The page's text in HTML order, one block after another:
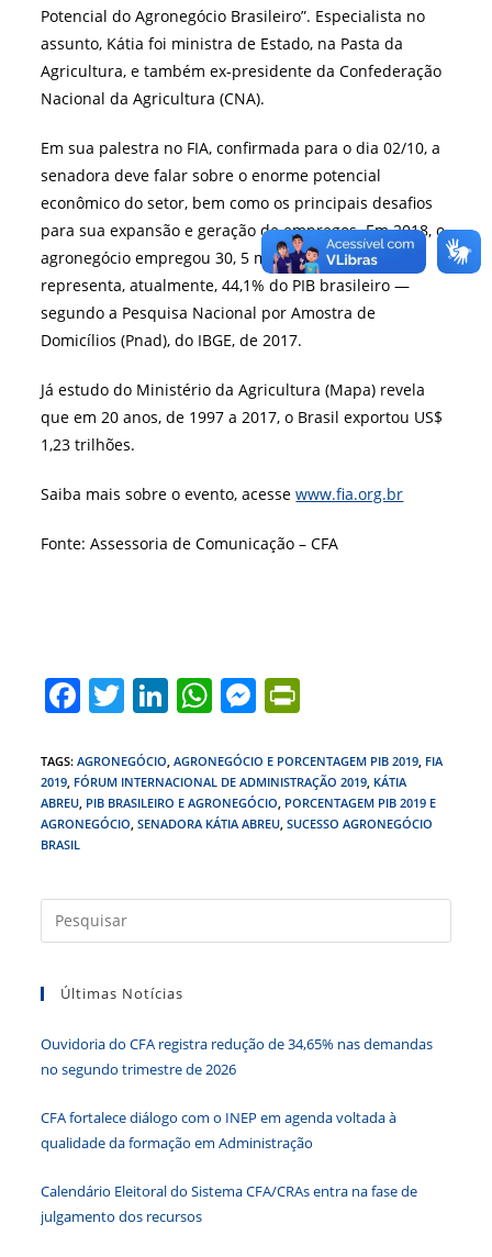
Potencial do Agronegócio Brasileiro”. Especialista no
assunto, Kátia foi ministra de Estado, na Pasta da
Agricultura, e também ex-presidente da Confederação
Nacional da Agricultura (CNA).
Em sua palestra no FIA, confirmada para o dia 02/10, a
senadora deve falar sobre o enorme potencial
econômico do setor, bem como os principais desafios
para sua expansão e geração de empregos. Em 2018, o
agronegócio empregou 30, 5 milhões de pessoas e
representa, atualmente, 44,1% do PIB brasileiro —
segundo a Pesquisa Nacional por Amostra de
Domicílios (Pnad), do IBGE, de 2017.
Já estudo do Ministério da Agricultura (Mapa) revela
que em 20 anos, de 1997 a 2017, o Brasil exportou US$
1,23 trilhões.
Saiba mais sobre o evento, acesse www.fia.org.br
Fonte: Assessoria de Comunicação – CFA
F
c
e
b
o
k
T
itt
er
Li
k
e
dI
W
at
s
A
p
M
ss
e
n
er
tF
ri
e
dl
y
TAGS:AGRONEGÓCIO AGRONEGÓCIO E PORCENTAGEM PIB 2019 FIA
2019 FÓRUM INTERNACIONAL DE ADMINISTRAÇÃO 2019 KÁTIA
ABREU PIB BRASILEIRO E AGRONEGÓCIO PORCENTAGEM PIB 2019 E
AGRONEGÓCIO SENADORA KÁTIA ABREU SUCESSO AGRONEGÓCIO
BRASIL
a
Últimas Notícias
Ouvidoria do CFA registra redução de 34,65% nas demandas
no segundo trimestre de 2026
CFA fortalece diálogo com o INEP em agenda voltada à
qualidade da formação em Administração
Calendário Eleitoral do Sistema CFA/CRAs entra na fase de
julgamento dos recursos